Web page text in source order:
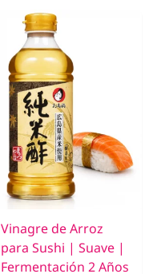
Vinagre de Arroz
para Sushi | Suave |
Fermentación 2 Años